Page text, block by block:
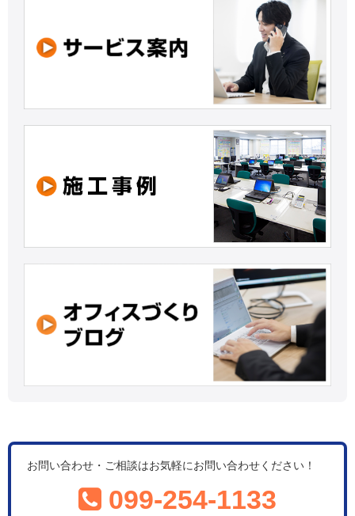
お問い合わせ・ご相談はお気軽にお問い合わせください！
099-254-1133